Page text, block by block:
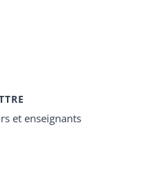
et enseignants